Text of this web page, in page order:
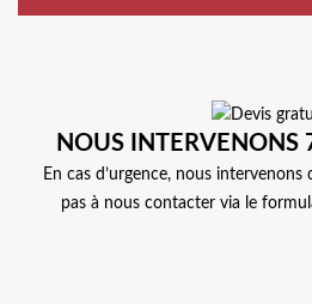
NOUS
En cas d’urgence, nous intervenons
pas à nous contacter via le